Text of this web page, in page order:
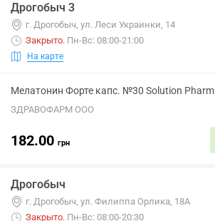
Дрогобыч 3
г. Дрогобыч, ул. Леси Украинки, 14
Закрыто. Пн-Вс: 08:00-21:00
На карте
Мелатонин Форте капс. №30 Solution Pharm
ЗДРАВОФАРМ ООО
182.00 грн
Дрогобыч
г. Дрогобыч, ул. Филиппа Орлика, 18А
Закрыто. Пн-Вс: 08:00-20:30